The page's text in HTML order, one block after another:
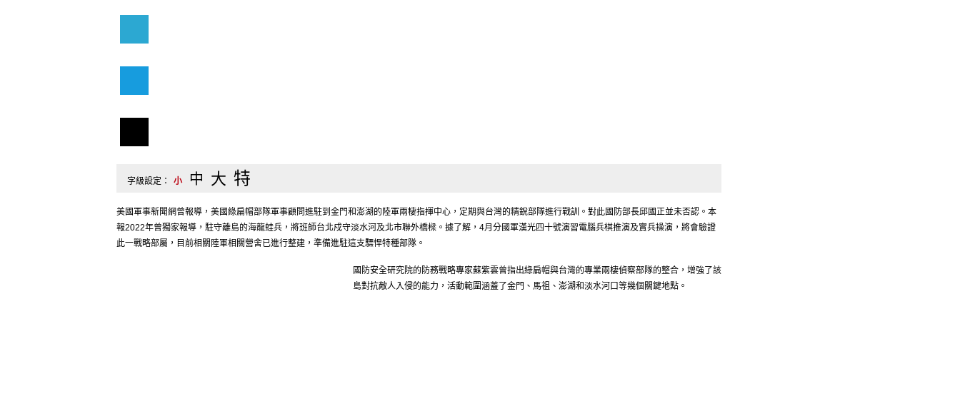
字級設定： 小 中 大 特
美國軍事新聞網曾報導，美國綠扁帽部隊軍事顧問進駐到金門和澎湖的陸軍兩棲指揮中心，定期與台灣的精銳部隊進行戰訓。對此國防部長邱國正並未否認。本
報2022年曾獨家報導，駐守離島的海龍蛙兵，將班師台北戍守淡水河及北市聯外橋樑。據了解，4月分國軍漢光四十號演習電腦兵棋推演及實兵操演，將會驗證
此一戰略部屬，目前相關陸軍相關營舍已進行整建，準備進駐這支驃悍特種部隊。
國防安全研究院的防務戰略專家蘇紫雲曾指出綠扁帽與台灣的專業兩棲偵察部隊的整合，增強了該
島對抗敵人入侵的能力，活動範圍涵蓋了金門、馬祖、澎湖和淡水河口等幾個關鍵地點。